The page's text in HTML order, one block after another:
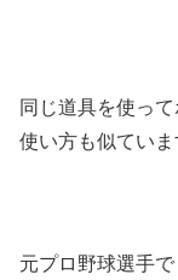
同じ道具を使っ
使い方も似ていま
元プロ野球選手